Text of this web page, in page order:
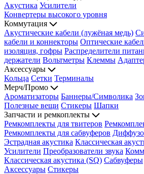
Акустика Усилители
Конвертеры высокого уровня
Коммутация
Акустические кабели (лужёная медь)
кабели и коннекторы Оптические
изоляция, гофры Распределители
держатели Вольтметры Клеммы
Аксессуары
Кольца Сетки Терминалы
Мерч/Промо
Ароматизаторы Баннеры/Символика
Полезные вещи Стикеры Шапки
Запчасти и ремкоплекты
Ремкомплекты для твитеров
Ремкомплекты для сабвуферов
Эстрадная акустика Классическая
Усилители Преобразователи звука
Классическая акустика (SQ) Сабвуферы
Аксессуары Стикеры